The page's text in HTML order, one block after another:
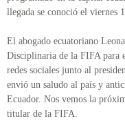
llegada se conoció el viernes
El abogado ecuatoriano
Disciplinaria de la FIFA para
redes sociales junto al
envió un saludo al país y
Ecuador. Nos vemos la
titular de la FIFA.